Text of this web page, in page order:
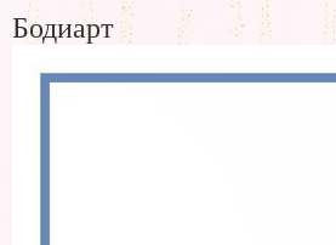
Бодиарт